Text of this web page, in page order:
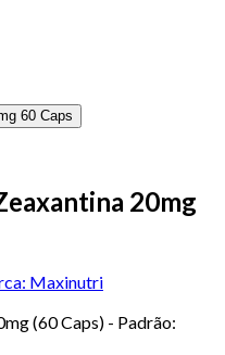
20mg
Maxinutri
(60 Caps) - Padrão: